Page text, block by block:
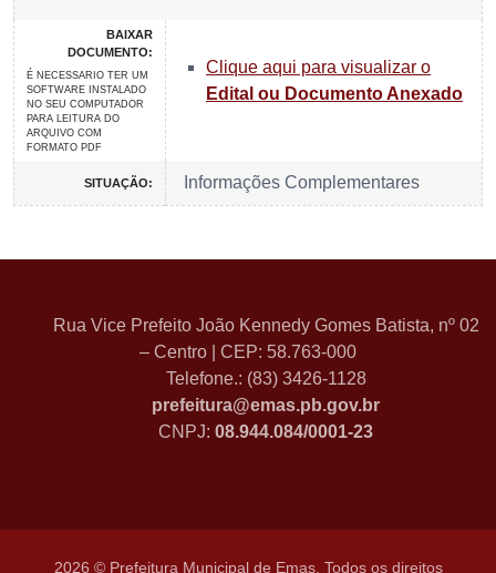
BAIXAR
DOCUMENTO:
É NECESSARIO TER UM
SOFTWARE INSTALADO
NO SEU COMPUTADOR
PARA LEITURA DO
ARQUIVO COM
FORMATO PDF
Clique aqui para visualizar o
Edital ou Documento Anexado
SITUAÇÃO: Informações Complementares
Rua Vice Prefeito João Kennedy Gomes Batista, nº 02
– Centro | CEP: 58.763-000
Telefone.: (83) 3426-1128
prefeitura@emas.pb.gov.br
CNPJ: 08.944.084/0001-23
2026 © Prefeitura Municipal de Emas. Todos os direitos